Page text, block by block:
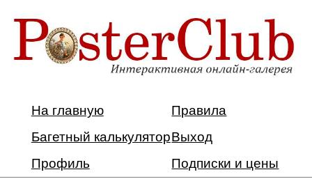
На главную
Правила
Багетный калькуляторВыход
Профиль
Подписки и цены